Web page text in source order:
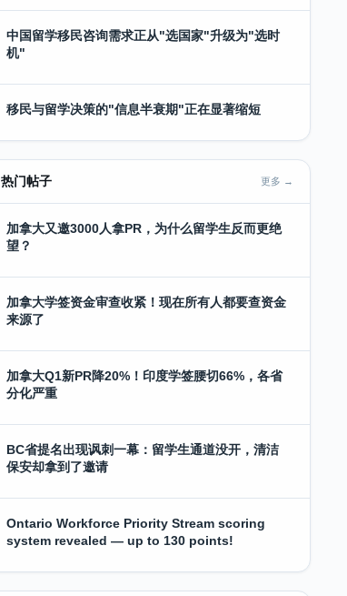
中国留学移民咨询需求正从"选国家"升级为"选时
机"
移民与留学决策的"信息半衰期"正在显著缩短
热门帖子 更多 →
加拿大又邀3000人拿PR，为什么留学生反而更绝
望？
加拿大学签资金审查收紧！现在所有人都要查资金
来源了
加拿大Q1新PR降20%！印度学签腰切66%，各省
分化严重
BC省提名出现讽刺一幕：留学生通道没开，清洁
保安却拿到了邀请
Ontario Workforce Priority Stream scoring
system revealed — up to 130 points!